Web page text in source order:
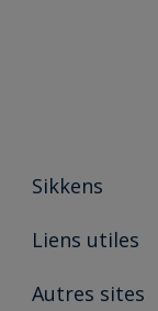
Sikkens
A propos de
Liens utiles
Ouvrir un magasin
Autres sites